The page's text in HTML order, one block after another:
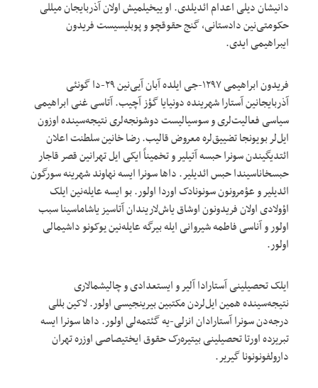
دانیشان دیلی اعدام ائدیلدی. او ییخیلمیش اولان آذربایجان میللی
حکومتی‌نین دادستانی، گنج حقوقچو و پوبلیسیست فریدون
ایبراهیمی ایدی.
فریدون ابراهیمی ۱۲۹۷-جی ایلده آبان آیی‌نین ۲۹-دا گونئی
آذربایجانین آستارا شهرینده دونیایا گؤز آچیب. آتاسی غنی ابراهیمی
سیاسی فعالیت‌لری و سوسیالیست دوشونجه‌لری نتیجه‌سینده اوزون
ایل‌لر بویونجا تضییق‌لره معروض قالیب. رضا خانین سلطنت اعلان
ائتدیگیندن سونرا حبسه آتیلیر و تخمیناً ایکی ایل تهرانین قصر قاجار
حبسخاناسیندا حبس ائدیلیر. داها سونرا ایسه نهاوند شهرینه سورگون
ائدیلیر و عؤمرونون سونونادک اوردا اولور. بو ایسه عایله‌نین ایلک
اؤولادی اولان فریدونون اوشاق یاش‌لاریندان آتاسیز یاشاماسینا سبب
اولور و آناسی فاطمه شیروانی ایله بیرگه عایله‌نین یوکونو داشیمالی
اولور.
ایلک تحصیلینی آستارادا آلیر و ایستعدادی و چالیشمالاری
نتیجه‌سینده همین ایل‌لردن مکتبین بیرینجیسی اولور. لاکین بللی
درجه‌دن سونرا آستارادان انزلی-یه گئتمه‌لی اولور. داها سونرا ایسه
تبریزده اورتا تحصیلینی بیتیره‌رک حقوق ایختیصاصی اوزره تهران
دارولفونونونا گیریر.